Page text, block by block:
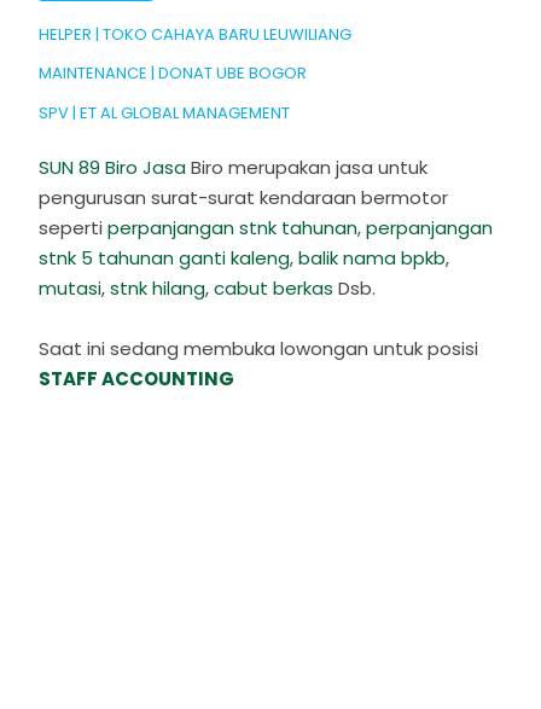
HELPER | TOKO CAHAYA BARU LEUWILIANG
MAINTENANCE | DONAT UBE BOGOR
SPV | ET AL GLOBAL MANAGEMENT
SUN 89 Biro JasaBiro merupakan jasa untuk
pengurusan surat-surat kendaraan bermotor
sepertiperpanjangan stnk tahunan,perpanjangan
stnk 5 tahunan ganti kaleng,balik nama bpkb,
mutasi,stnk hilang,cabut berkas Dsb.
Saat ini sedang membuka lowongan untuk posisi
STAFF ACCOUNTING